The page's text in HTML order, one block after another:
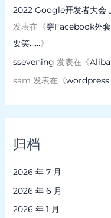
2022 Google开发者大会
发表在《穿Facebook外
要笑……》
ssevening 发表在《
sam 发表在《
归档
2026 年 7 月
2026 年 6 月
2026 年 1 月